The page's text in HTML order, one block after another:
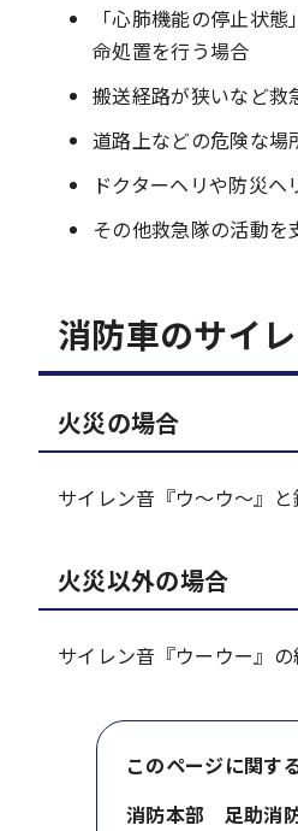
「心肺機能の停止状
命処置を行う場合
搬送経路が狭いなど救
道路上などの危険な場
ドクターヘリや防災ヘ
その他救急隊の活動
消防車のサイ
火災の場合
サイレン音『ウ～ウ～』
火災以外の場合
サイレン音『ウーウー』の
このページに関す
消防本部 足助消